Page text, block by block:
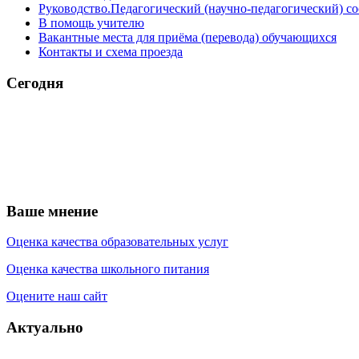
Руководство.Педагогический (научно-педагогический)
В помощь учителю
Вакантные места для приёма (перевода) обучающихся
Контакты и схема проезда
Сегодня
Ваше мнение
Оценка качества образовательных услуг
Оценка качества школьного питания
Оцените наш сайт
Актуально